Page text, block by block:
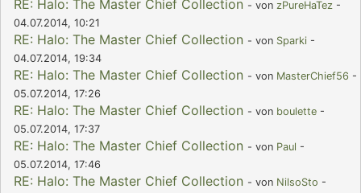
RE: Halo: The Master Chief Collection - von zPureHaTez -
04.07.2014, 10:21
RE: Halo: The Master Chief Collection - von Sparki -
04.07.2014, 19:34
RE: Halo: The Master Chief Collection - von MasterChief56 -
05.07.2014, 17:26
RE: Halo: The Master Chief Collection - von boulette -
05.07.2014, 17:37
RE: Halo: The Master Chief Collection - von Paul -
05.07.2014, 17:46
RE: Halo: The Master Chief Collection - von NilsoSto -